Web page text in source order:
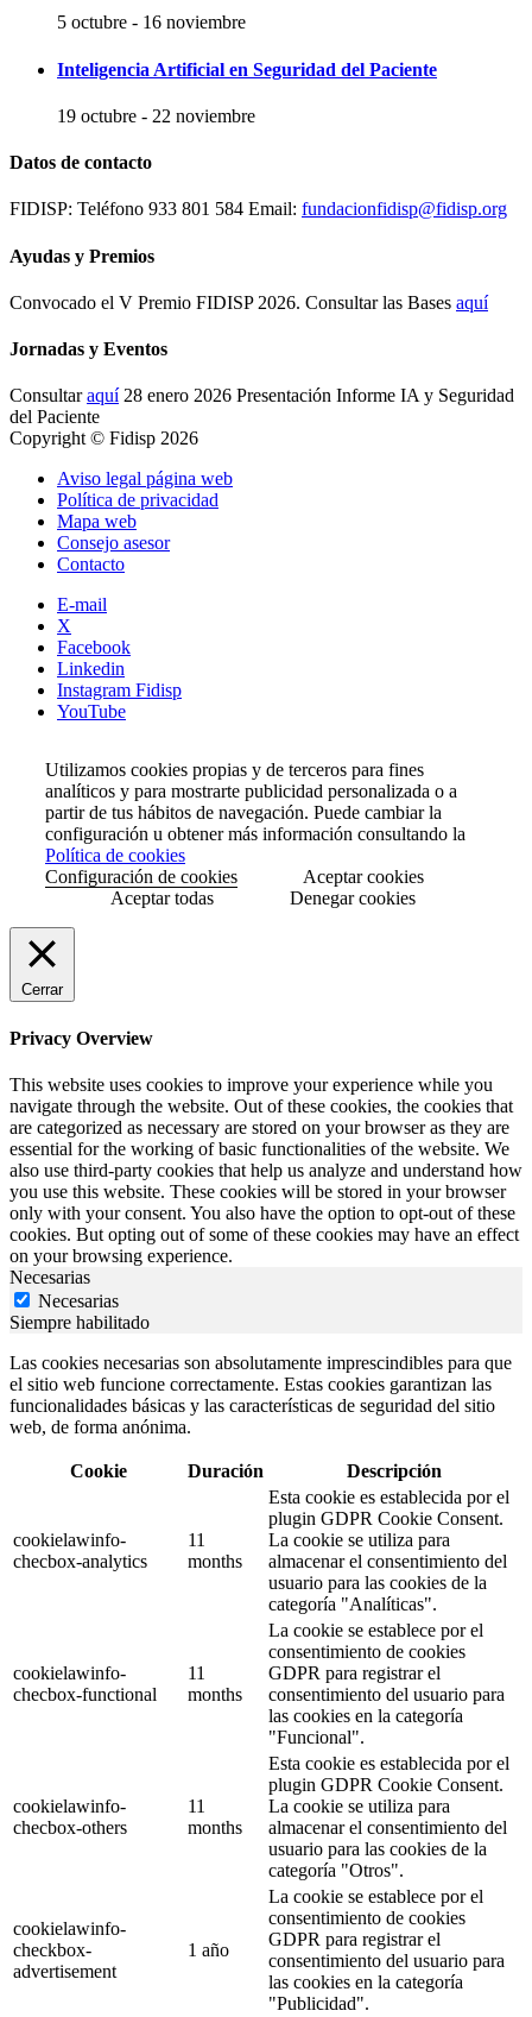
5 octubre - 16 noviembre
Inteligencia Artificial en Seguridad del Paciente
19 octubre - 22 noviembre
Datos de contacto
FIDISP: Teléfono 933 801 584 Email: fundacionfidisp@fidisp.org
Ayudas y Premios
Convocado el V Premio FIDISP 2026. Consultar las Bases aquí
Jornadas y Eventos
Consultaraquí28 enero 2026 Presentación Informe IA y Seguridad
del Paciente
Copyright © Fidisp 2026
Aviso legal página web
Política de privacidad
Mapa web
Consejo asesor
Contacto
E-mail
X
Facebook
Linkedin
Instagram Fidisp
YouTube
Utilizamos cookies propias y de terceros para fines
analíticos y para mostrarte publicidad personalizada o a
partir de tus hábitos de navegación. Puede cambiar la
configuración u obtener más información consultando la
Política de cookies
Configuración de cookies
Aceptar cookies
Aceptar todas
Denegar cookies
Cerrar
Privacy Overview
This website uses cookies to improve your experience while you
navigate through the website. Out of these cookies, the cookies that
are categorized as necessary are stored on your browser as they are
essential for the working of basic functionalities of the website. We
also use third-party cookies that help us analyze and understand how
you use this website. These cookies will be stored in your browser
only with your consent. You also have the option to opt-out of these
cookies. But opting out of some of these cookies may have an effect
on your browsing experience.
Necesarias
Necesarias
Siempre habilitado
Las cookies necesarias son absolutamente imprescindibles para que
el sitio web funcione correctamente. Estas cookies garantizan las
funcionalidades básicas y las características de seguridad del sitio
web, de forma anónima.
Cookie Duración Descripción
cookielawinfo-
checbox-analytics
11
months
Esta cookie es establecida por el
plugin GDPR Cookie Consent.
La cookie se utiliza para
almacenar el consentimiento del
usuario para las cookies de la
categoría "Analíticas".
cookielawinfo-
checbox-functional
11
months
La cookie se establece por el
consentimiento de cookies
GDPR para registrar el
consentimiento del usuario para
las cookies en la categoría
"Funcional".
cookielawinfo-
checbox-others
11
months
Esta cookie es establecida por el
plugin GDPR Cookie Consent.
La cookie se utiliza para
almacenar el consentimiento del
usuario para las cookies de la
categoría "Otros".
cookielawinfo-
checkbox-
advertisement
1 año
La cookie se establece por el
consentimiento de cookies
GDPR para registrar el
consentimiento del usuario para
las cookies en la categoría
"Publicidad".